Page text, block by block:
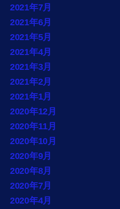
2021年7月
2021年6月
2021年5月
2021年4月
2021年3月
2021年2月
2021年1月
2020年12月
2020年11月
2020年10月
2020年9月
2020年8月
2020年7月
2020年4月